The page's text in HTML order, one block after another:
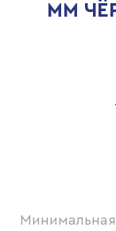
ММ
Минимальная